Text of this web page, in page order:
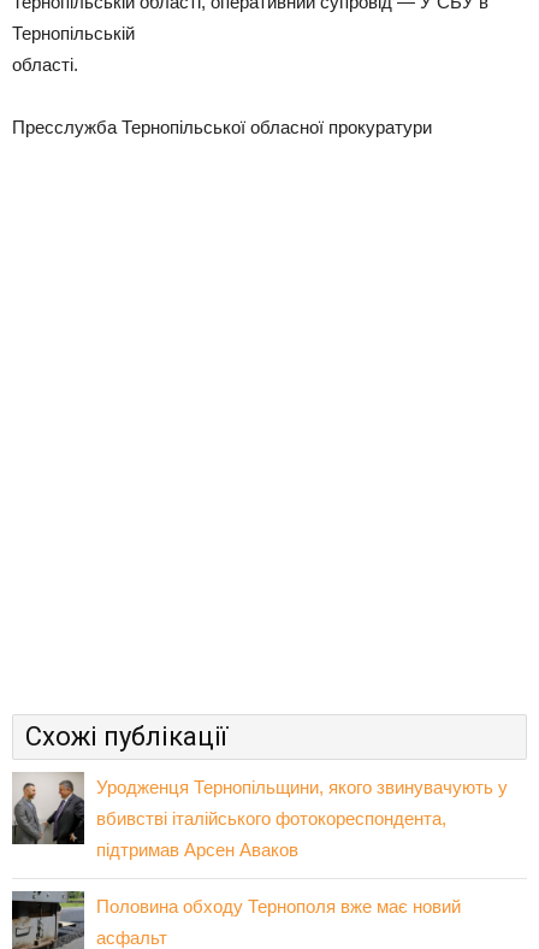
Тернопільській
області.
Пресслужба Тернопільської обласної прокуратури
Схожі публікації
Уродженця Тернопільщини, якого звинувачують у
вбивстві італійського фотокореспондента,
підтримав Арсен Аваков
Половина обходу Тернополя вже має новий
асфальт